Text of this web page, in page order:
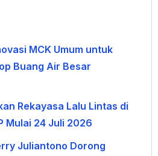
MCK Umum untuk
Buang Air Besar
Rekayasa Lalu Lintas di
Mulai 24 Juli 2026
Juliantono Dorong